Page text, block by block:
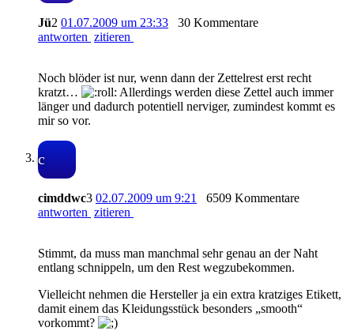
Jü2 01.07.2009 um 23:33
30 Kommentare
antworten zitieren
Noch blöder ist nur, wenn dann der Zettelrest erst recht
kratzt…
Allerdings werden diese Zettel auch immer
länger und dadurch potentiell nerviger, zumindest kommt es
mir so vor.
c
cimddwc3 02.07.2009 um 9:21
6509 Kommentare
antworten zitieren
Stimmt, da muss man manchmal sehr genau an der Naht
entlang schnippeln, um den Rest wegzubekommen.
Vielleicht nehmen die Hersteller ja ein extra kratziges Etikett,
damit einem das Kleidungsstück besonders „smooth“
vorkommt?